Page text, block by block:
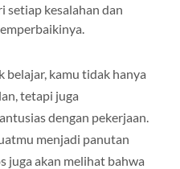
setiap kesalahan dan
belajar, kamu tidak hanya
tetapi juga
dengan pekerjaan.
menjadi panutan
juga akan melihat bahwa